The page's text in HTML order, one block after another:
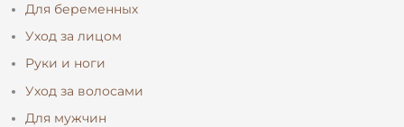
ь
Для беременных
Уход за лицом
Руки и ноги
Уход за волосами
Для мужчин